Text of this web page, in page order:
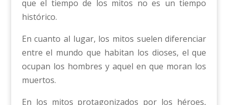
que el tiempo de los mitos no es un tiempo
histórico.
En cuanto al lugar, los mitos suelen diferenciar
entre el mundo que habitan los dioses, el que
ocupan los hombres y aquel en que moran los
muertos.
En los mitos protagonizados por los héroes,